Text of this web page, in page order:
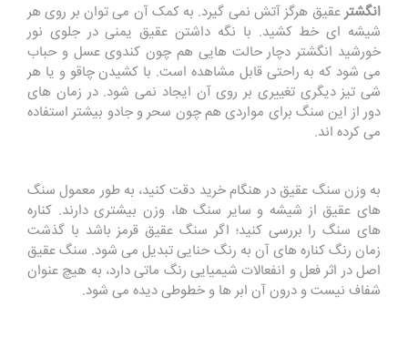
انگشتر عقیق هرگز آتش نمی گیرد. به کمک آن می توان بر روی هر
شیشه ای خط کشید. با نگه داشتن عقیق یمنی در جلوی نور
خورشید انگشتر دچار حالت هایی هم چون کندوی عسل و حباب
می شود که به راحتی قابل مشاهده است. با کشیدن چاقو و یا هر
شی تیز دیگری تغییری بر روی آن ایجاد نمی شود. در زمان های
دور از این سنگ برای مواردی هم چون سحر و جادو بیشتر استفاده
می کرده اند.
به وزن سنگ عقیق در هنگام خرید دقت کنید، به طور معمول سنگ
های عقیق از شیشه و سایر سنگ ها، وزن بیشتری دارند. کناره
های سنگ را بررسی کنید؛ اگر سنگ عقیق قرمز باشد با گذشت
زمان رنگ کناره های آن به رنگ حنایی تبدیل می شود. سنگ عقیق
اصل در اثر فعل و انفعالات شیمیایی رنگ ماتی دارد، به هیچ عنوان
شفاف نیست و درون آن ابر ها و خطوطی دیده می شود.